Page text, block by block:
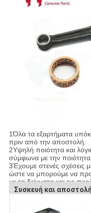
1Όλα τα εξαρτήματα
πριν από την αποστολή.
2Υψηλή ποιότητα και
σύμφωνα με την
3Έχουμε στενές σχέσεις
ώστε να μπορούμε να
με τα δείγματα και τις
Συσκευή και αποστολή